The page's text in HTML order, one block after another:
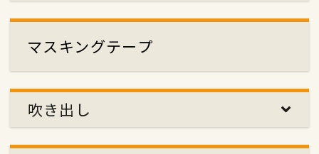
マスキングテープ
吹き出し